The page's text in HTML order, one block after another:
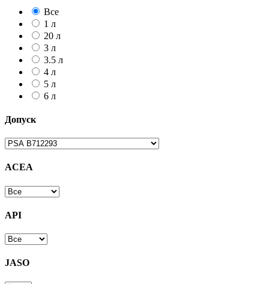
Все
1 л
20 л
3 л
3.5 л
4 л
5 л
6 л
Допуск
ACEA
API
JASO